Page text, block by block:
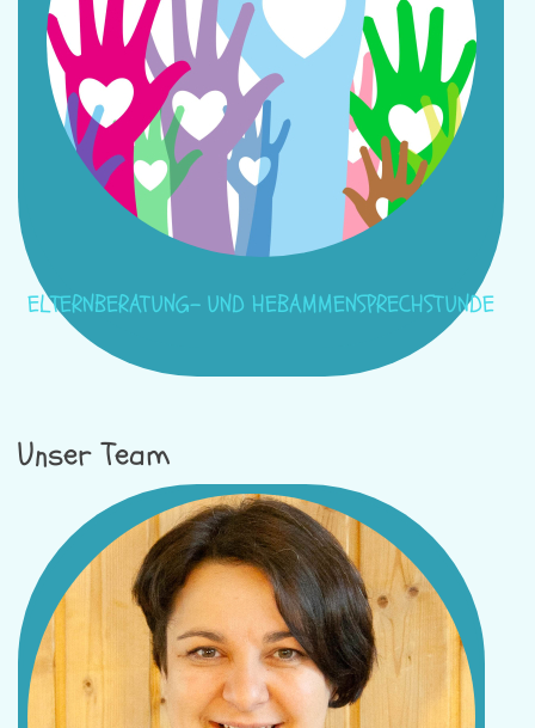
ELTERNBERATUNG- UND HEBAMMENSPRECHSTUNDE
Unser Team